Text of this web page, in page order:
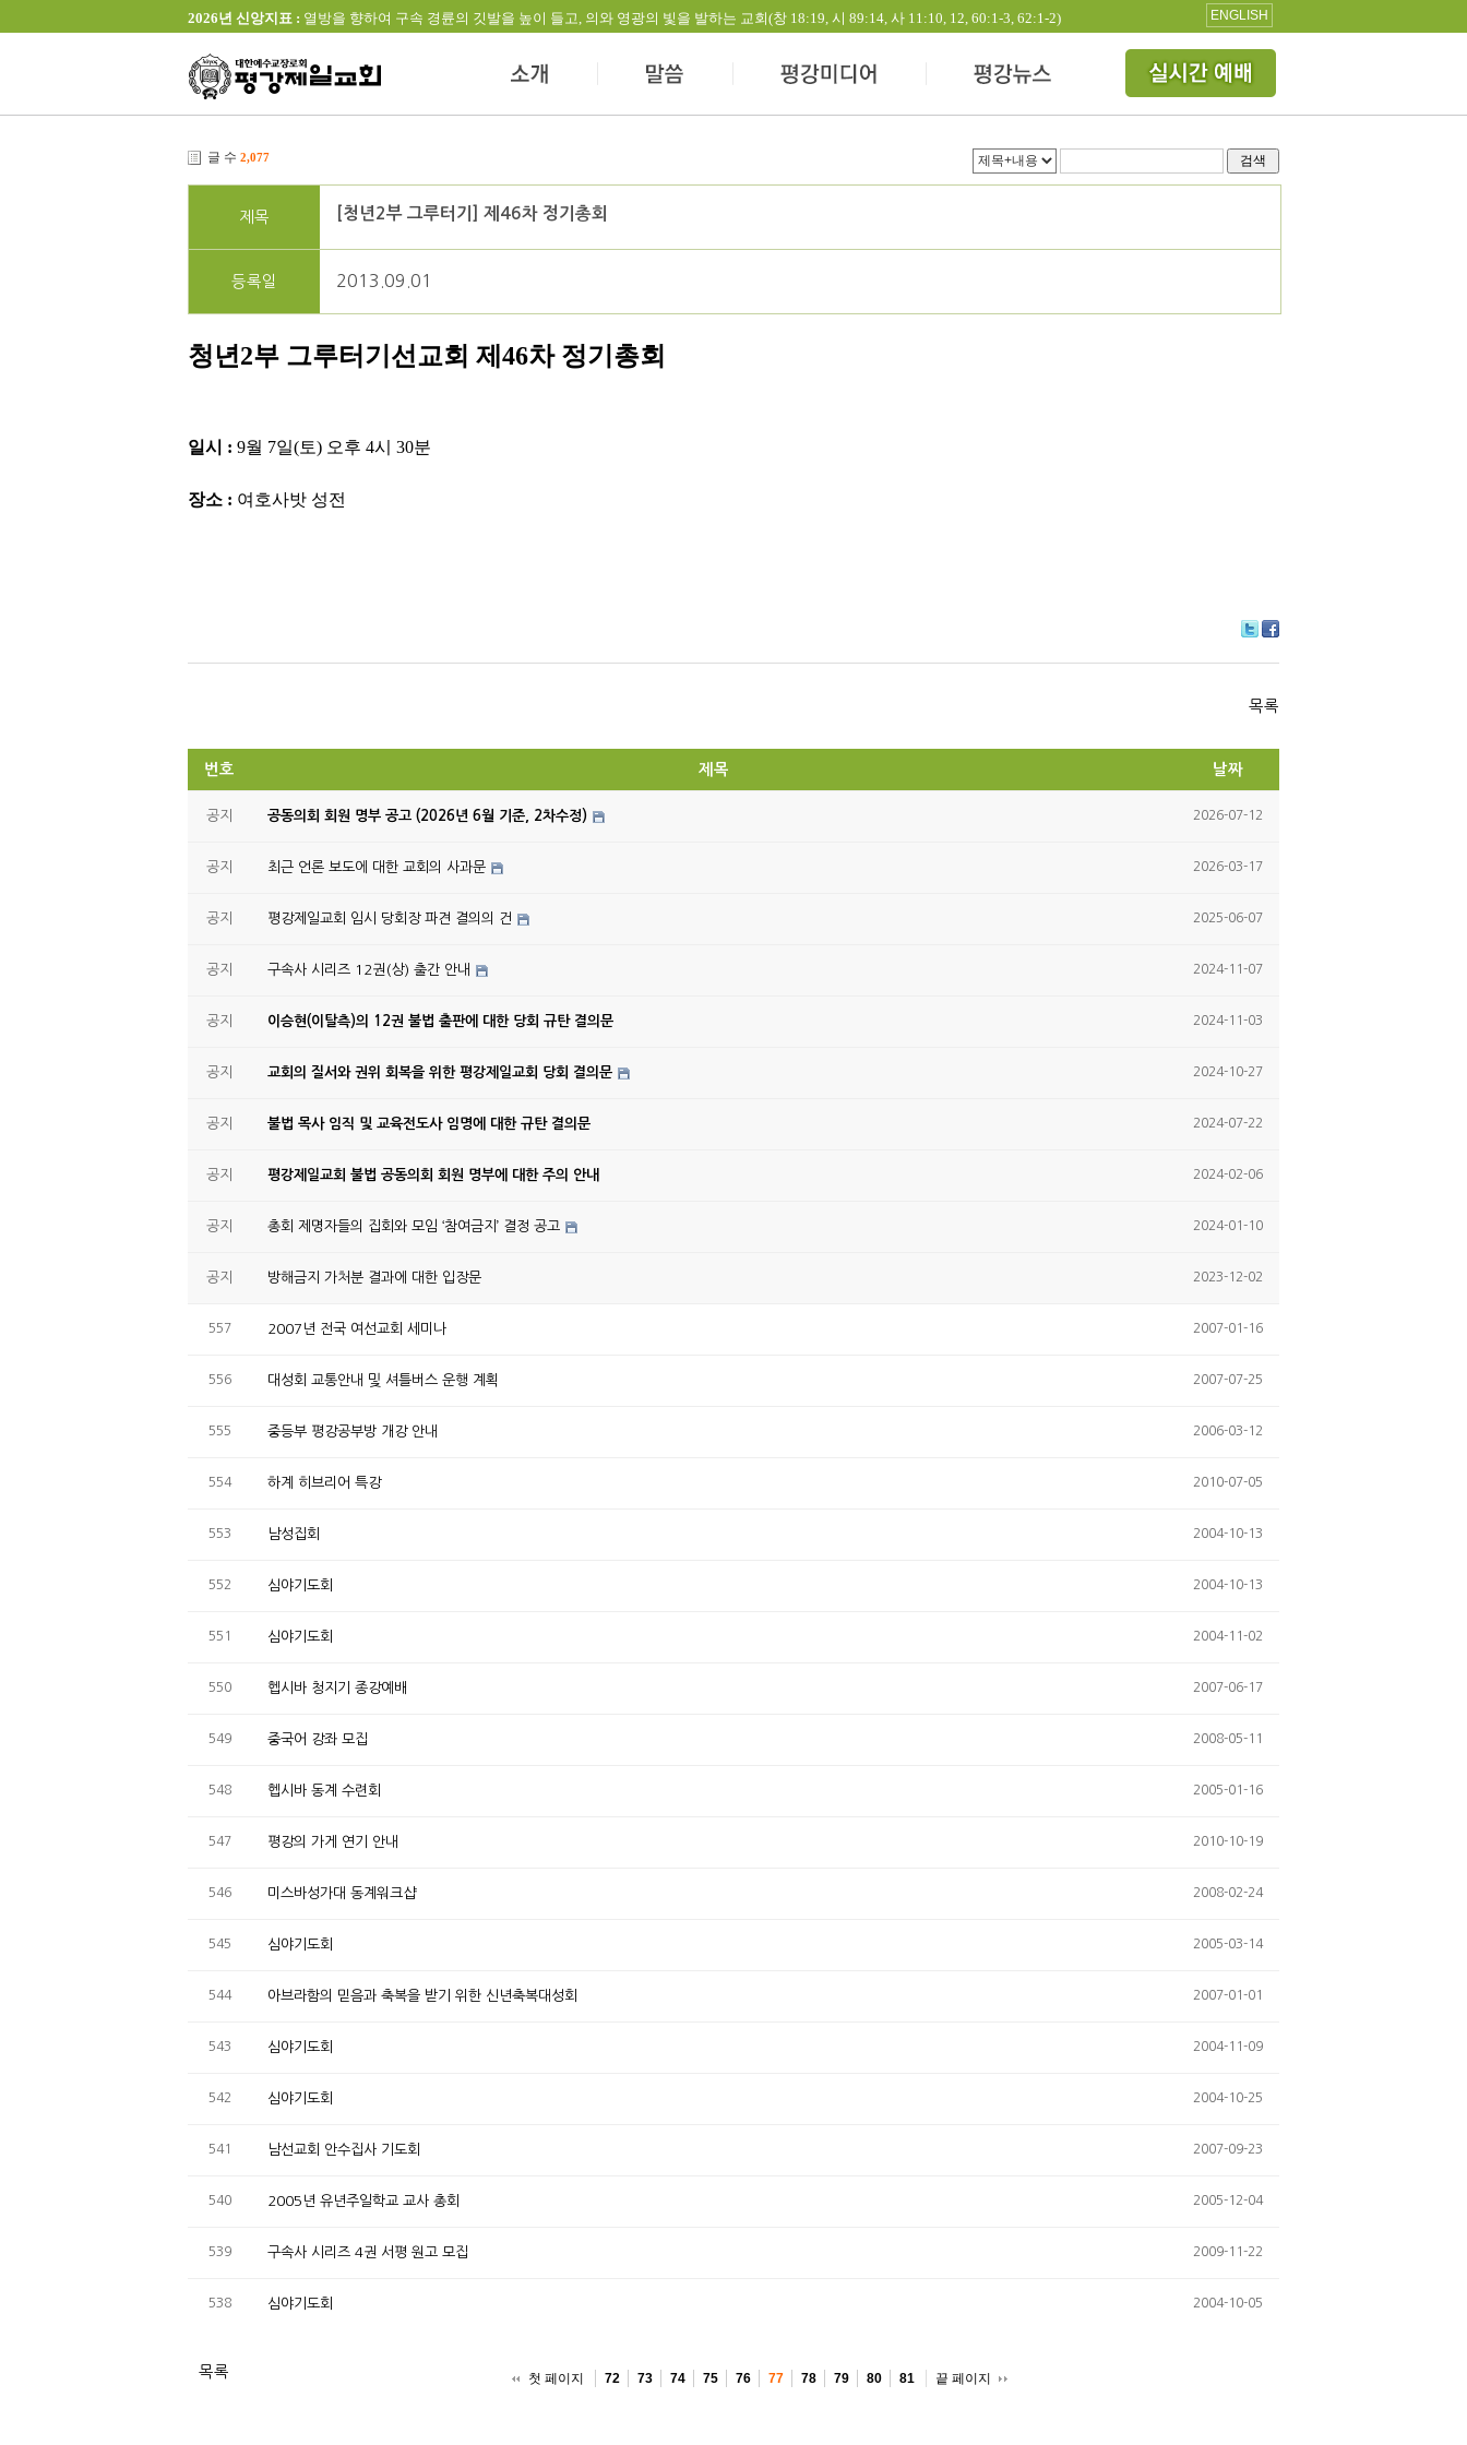
2026년 신앙지표 : 열방을 향하여 구속 경륜의 깃발을 높이 들고, 의와 영광의 빛을 발하는 교회(창 18:19, 시 89:14, 사 11:10, 12, 60:1-3, 62:1-2) ENGLISH
글 수 2,077 검색
제목 [청년2부 그루터기] 제46차 정기총회
등록일 2013.09.01
청년2부 그루터기선교회 제46차 정기총회
일시 : 9월 7일(토) 오후 4시 30분
장소 : 여호사밧 성전
itte ce
ok
목록
번호 제목 날짜
공지 공동의회 회원 명부 공고 (2026년 6월 기준, 2차수정) 2026-07-12
공지 최근 언론 보도에 대한 교회의 사과문 2026-03-17
공지 평강제일교회 임시 당회장 파견 결의의 건 2025-06-07
공지 구속사 시리즈 12권(상) 출간 안내 2024-11-07
공지 이승현(이탈측)의 12권 불법 출판에 대한 당회 규탄 결의문 2024-11-03
공지 교회의 질서와 권위 회복을 위한 평강제일교회 당회 결의문 2024-10-27
공지 불법 목사 임직 및 교육전도사 임명에 대한 규탄 결의문 2024-07-22
공지 평강제일교회 불법 공동의회 회원 명부에 대한 주의 안내 2024-02-06
공지 총회 제명자들의 집회와 모임 ‘참여금지’ 결정 공고 2024-01-10
공지 방해금지 가처분 결과에 대한 입장문 2023-12-02
557 2007년 전국 여선교회 세미나 2007-01-16
556 대성회 교통안내 및 셔틀버스 운행 계획 2007-07-25
555 중등부 평강공부방 개강 안내 2006-03-12
554 하계 히브리어 특강 2010-07-05
553 남성집회 2004-10-13
552 심야기도회 2004-10-13
551 심야기도회 2004-11-02
550 헵시바 청지기 종강예배 2007-06-17
549 중국어 강좌 모집 2008-05-11
548 헵시바 동계 수련회 2005-01-16
547 평강의 가게 연기 안내 2010-10-19
546 미스바성가대 동계워크샵 2008-02-24
545 심야기도회 2005-03-14
544 아브라함의 믿음과 축복을 받기 위한 신년축복대성회 2007-01-01
543 심야기도회 2004-11-09
542 심야기도회 2004-10-25
541 남선교회 안수집사 기도회 2007-09-23
540 2005년 유년주일학교 교사 총회 2005-12-04
539 구속사 시리즈 4권 서평 원고 모집 2009-11-22
538 심야기도회 2004-10-05
목록 첫 페이지 72 73 74 75 76 77 78 79 80 81 끝 페이지